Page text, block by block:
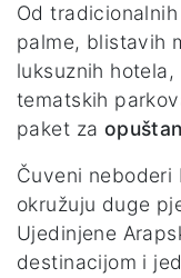
Od
palme, blistavih
luksuznih
tematskih
paket za
Čuveni neboderi
okružuju duge
Ujedinjene
destinacijom i